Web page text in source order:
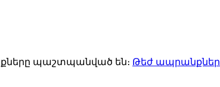
պաշտպանված են։ Թեժ ապրանքներ